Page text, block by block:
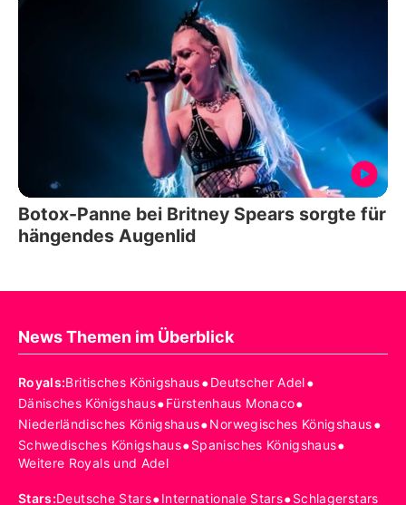
Botox-Panne bei Britney Spears sorgte für
hängendes Augenlid
News Themen im Überblick
Royals:Britisches Königshaus•Deutscher Adel•
Dänisches Königshaus•Fürstenhaus Monaco•
Niederländisches Königshaus•Norwegisches Königshaus•
Schwedisches Königshaus•Spanisches Königshaus•
Weitere Royals und Adel
Stars:Deutsche Stars•Internationale Stars•Schlagerstars